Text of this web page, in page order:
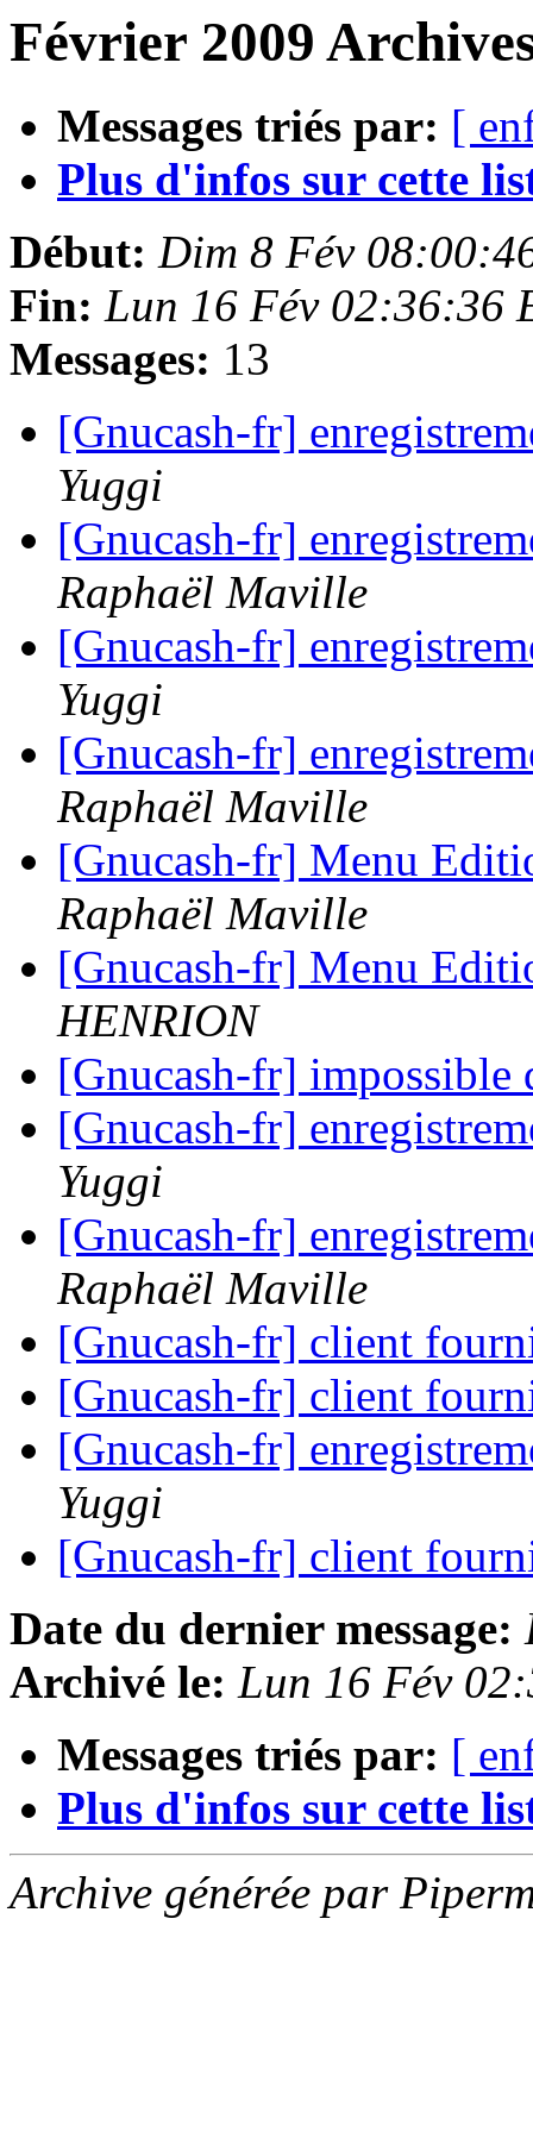
Février 2009
Messages triés par: [
Plus d'infos sur cette
Début: Dim 8 Fév
Fin: Lun 16 Fév 02:36:36
Messages: 13
[Gnucash-fr]
Yuggi
[Gnucash-fr]
Raphaël Maville
[Gnucash-fr]
Yuggi
[Gnucash-fr]
Raphaël Maville
[Gnucash-fr] Menu
Raphaël Maville
[Gnucash-fr] Menu
HENRION
[Gnucash-fr] impossible
[Gnucash-fr]
Yuggi
[Gnucash-fr]
Raphaël Maville
[Gnucash-fr] client
[Gnucash-fr] client
[Gnucash-fr]
Yuggi
[Gnucash-fr] client
Date du dernier message:
Archivé le: Lun 16 Fév
Messages triés par: [
Plus d'infos sur cette
Archive générée par